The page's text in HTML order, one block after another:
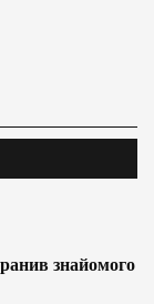
знайомого